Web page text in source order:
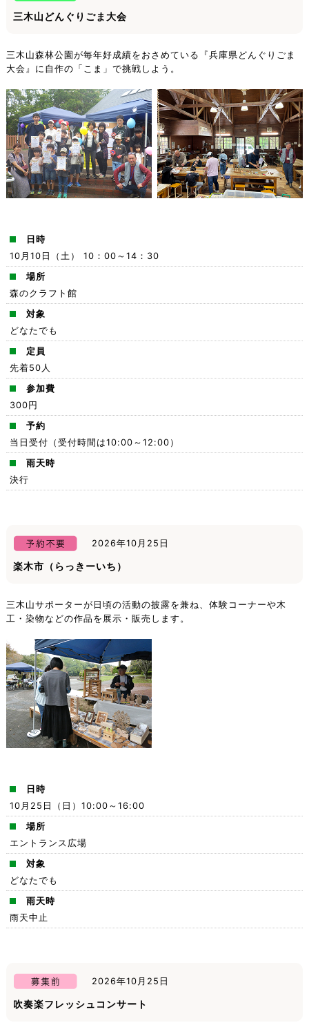
三木山どんぐりごま大会
三木山森林公園が毎年好成績をおさめている『兵庫県どんぐりごま
大会』に自作の「こま」で挑戦しよう。
日時
10月10日（土） 10：00～14：30
場所
森のクラフト館
対象
どなたでも
定員
先着50人
参加費
300円
予約
当日受付（受付時間は10:00～12:00）
雨天時
決行
2026年10月25日
楽木市（らっきーいち）
三木山サポーターが日頃の活動の披露を兼ね、体験コーナーや木
工・染物などの作品を展示・販売します。
日時
10月25日（日）10:00～16:00
場所
エントランス広場
対象
どなたでも
雨天時
雨天中止
2026年10月25日
吹奏楽フレッシュコンサート